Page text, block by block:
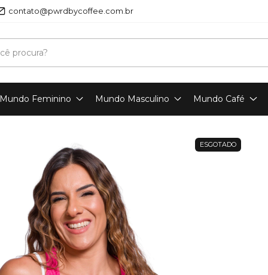
contato@pwrdbycoffee.com.br
Mundo Feminino Mundo Masculino Mundo Café
ESGOTADO